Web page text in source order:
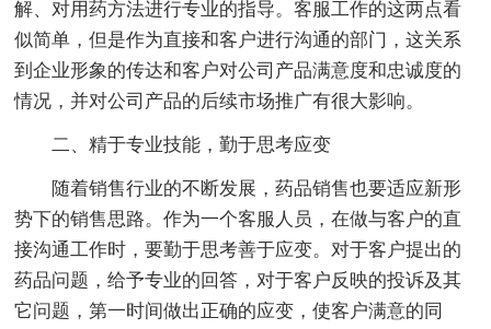
解、对用药方法进行专业的指导。客服工作的这两点看
似简单，但是作为直接和客户进行沟通的部门，这关系
到企业形象的传达和客户对公司产品满意度和忠诚度的
情况，并对公司产品的后续市场推广有很大影响。
二、精于专业技能，勤于思考应变
随着销售行业的不断发展，药品销售也要适应新形
势下的销售思路。作为一个客服人员，在做与客户的直
接沟通工作时，要勤于思考善于应变。对于客户提出的
药品问题，给予专业的回答，对于客户反映的投诉及其
它问题，第一时间做出正确的应变，使客户满意的同